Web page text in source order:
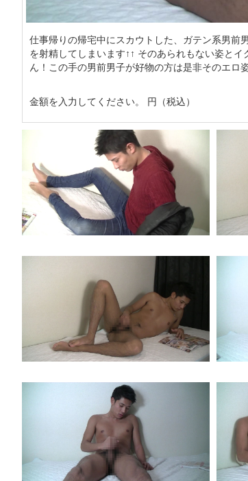
仕事帰りの帰宅中にスカウトした、ガテン系男前
を射精してしまいます↑↑ そのあられもない姿と
ん！この手の男前男子が好物の方は是非そのエロ
金額を入力してください。 円（税込）